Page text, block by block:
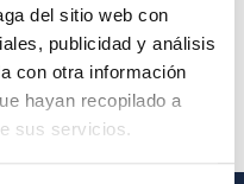
del sitio web con
publicidad y análisis
con otra información
hayan recopilado a
sus servicios.